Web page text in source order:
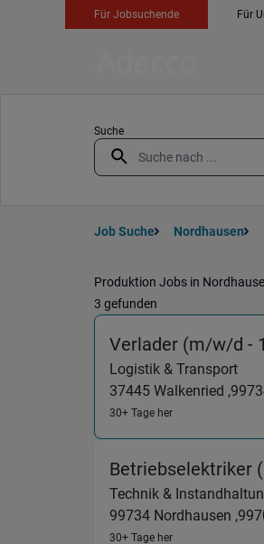
Für Jobsuchende Für
Suche
Job Suche Nordhausen
Produktion Jobs in
3 gefunden
Verlader (m/w/d -
Logistik & Transport
37445 Walkenried ,
30+ Tage her
Betriebselektriker
Technik &
99734 Nordhausen ,
30+ Tage her